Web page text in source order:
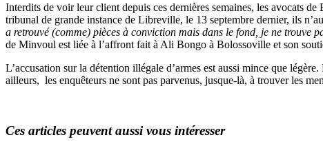
Interdits de voir leur client depuis ces dernières semaines, les avocats
tribunal de grande instance de Libreville, le 13 septembre dernier, ils
a retrouvé (comme) pièces à conviction mais dans le fond, je ne trouve
de Minvoul est liée à l’affront fait à Ali Bongo à Bolossoville et son
L’accusation sur la détention illégale d’armes est aussi mince que
ailleurs, les enquêteurs ne sont pas parvenus, jusque-là, à trouver les
Ces articles peuvent aussi vous intéresser